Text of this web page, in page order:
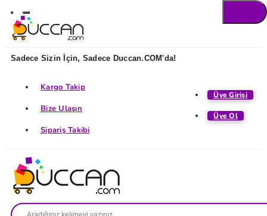
Sadece Sizin İçin, Sadece Duccan.COM'da!
Üye Girişi
Üye Ol
Kargo Takip
Bize Ulaşın
Sipariş Takibi